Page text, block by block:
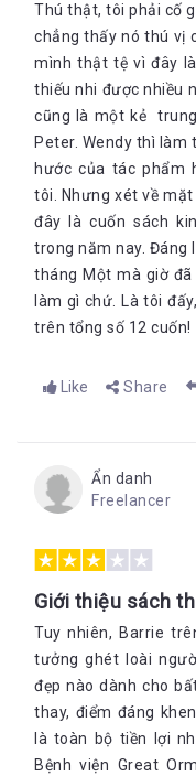
Thú thật, tôi phải cố
chẳng thấy nó thú vị
mình thật tệ vì đây
thiếu nhi được nhiều
cũng là một kẻ
Peter. Wendy thì làm
hước của tác phẩm
tôi. Nhưng xét về
đây là cuốn sách
trong năm nay. Đáng
tháng Một mà giờ
làm gì chứ. Là tôi
trên tổng số 12 cuốn!
Like Share
Ẩn danh
Freelancer
Giới thiệu sách
Tuy nhiên, Barrie
tưởng ghét loài
đẹp nào dành cho
thay, điểm đáng
là toàn bộ tiền lợi
Bệnh viện Great